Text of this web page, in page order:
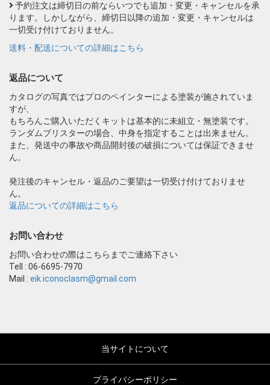
予約注文は締切日の前ならいつでも追加・変更・キャンセルを承
ります。しかしながら、締切日以降の追加・変更・キャンセルは
一切受け付けておりません。
送料・配送についての詳細はこちら
返品について
カタログの写真ではプロのペインターによる塗装が施されていま
すが、
もちろんご購入いただくキットは基本的に未組立・無塗装です。
ランダムブリスターの場合、中身を指定することは出来ません。
また、発送中の事故や商品開封後の破損については保証できませ
ん。
発注後のキャンセル・返品のご要望は一切受け付けておりませ
ん。
返品についての詳細はこちら
お問い合わせ
お問い合わせの際はこちらまでご連絡下さい
Tell : 06-6695-7970
Mail : eik.iconoclasm@gmail.com
当サイトについて
プライバシーポリシー